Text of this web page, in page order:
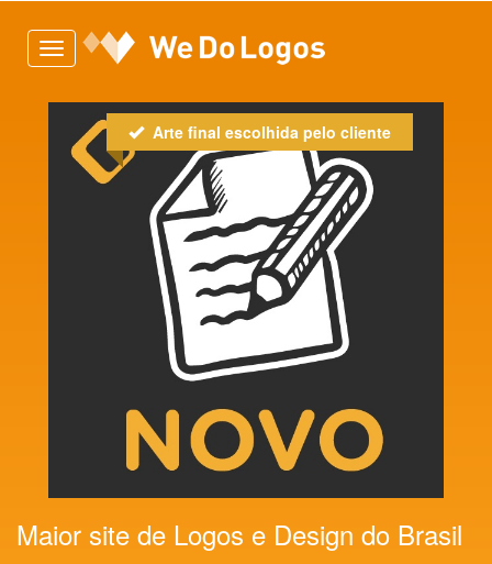
Toggle
navigation
Arte final escolhida pelo cliente
Maior site de Logos e Design do Brasil